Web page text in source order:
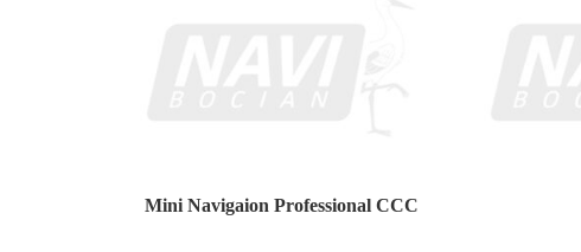
Mini Navigaion Professional CCC